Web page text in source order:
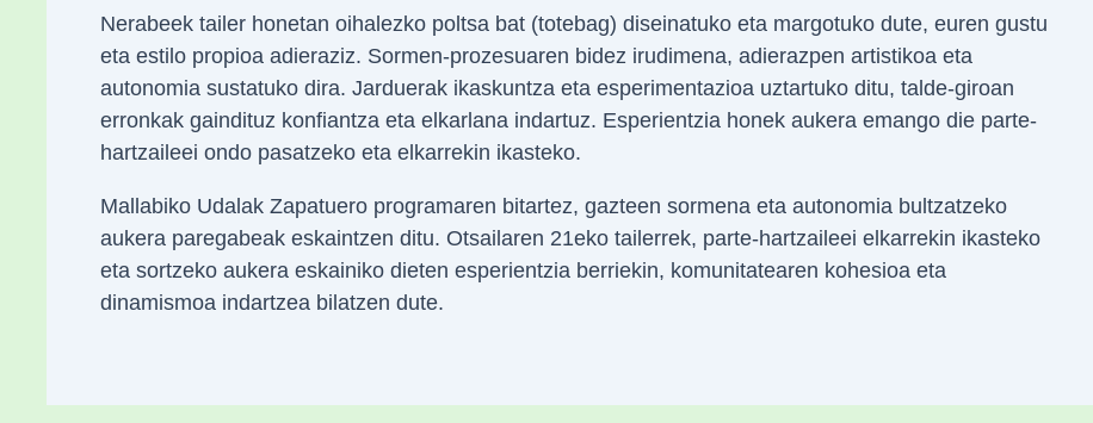
Nerabeek tailer honetan oihalezko poltsa bat (totebag) diseinatuko eta margotuko dute, euren gustu
eta estilo propioa adieraziz. Sormen-prozesuaren bidez irudimena, adierazpen artistikoa eta
autonomia sustatuko dira. Jarduerak ikaskuntza eta esperimentazioa uztartuko ditu, talde-giroan
erronkak gaindituz konfiantza eta elkarlana indartuz. Esperientzia honek aukera emango die parte-
hartzaileei ondo pasatzeko eta elkarrekin ikasteko.
Mallabiko Udalak Zapatuero programaren bitartez, gazteen sormena eta autonomia bultzatzeko
aukera paregabeak eskaintzen ditu. Otsailaren 21eko tailerrek, parte-hartzaileei elkarrekin ikasteko
eta sortzeko aukera eskainiko dieten esperientzia berriekin, komunitatearen kohesioa eta
dinamismoa indartzea bilatzen dute.